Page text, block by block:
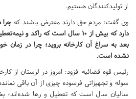
از تولیدکنندگان هستیم.
وی گفت: مردم حق دارند معترض باشند که چرا
بعد به سراغ آن کارخانه بروید؛ چرا در
نشده است.
رئیس قوه قضائیه افزود: امروز در لرستان از
سوله و تجهیزاتی فرسوده چیزی از آن باقی
سالیان سال است که تعطیل و رها شده‌اند؛